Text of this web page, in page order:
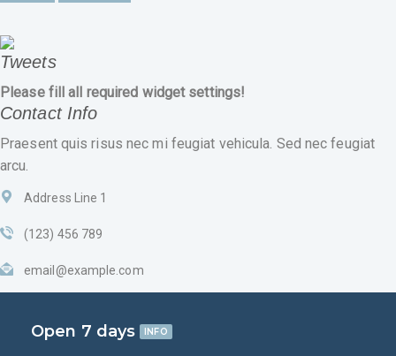
Tweets
Please fill all required widget settings!
Contact Info
Praesent quis risus nec mi feugiat vehicula. Sed nec feugiat
arcu.
Address Line 1
(123) 456 789
email@example.com
Open 7 days INFO